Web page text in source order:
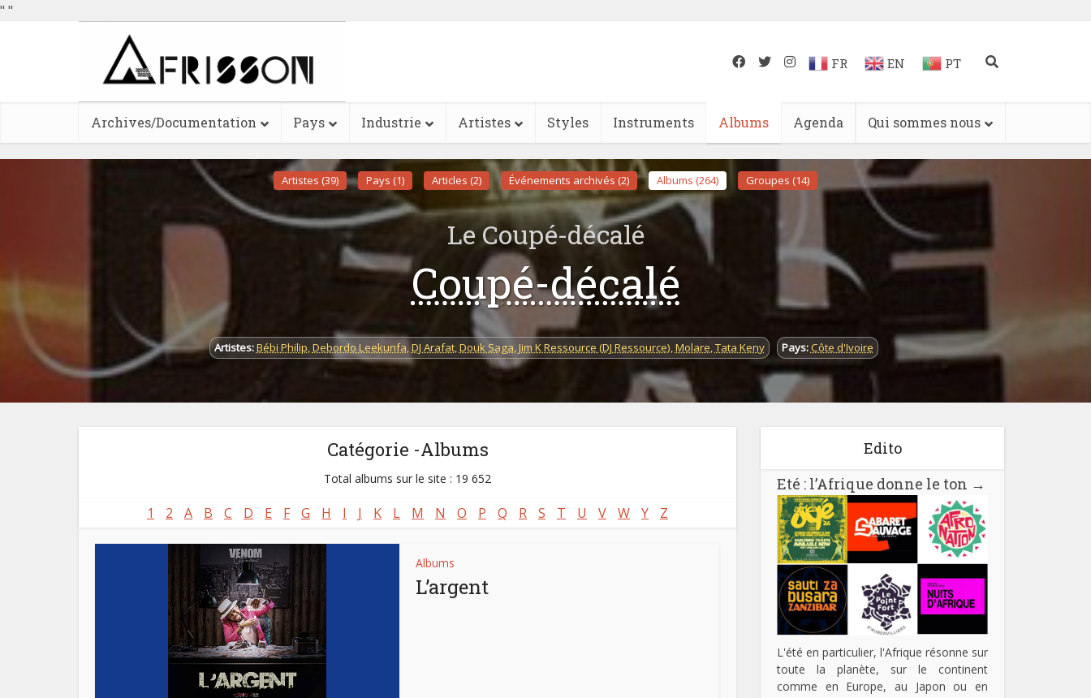
" "
FR EN PT
Archives/Documentation Pays Industrie Artistes Styles Instruments Albums Agenda Qui sommes nous
Artistes (39) Pays (1) Articles (2) Événements archivés (2) Albums (264) Groupes (14)
Le Coupé-décalé
Coupé-décalé
Artistes:Bébi Philip,Debordo Leekunfa,DJ Arafat,Douk Saga,Jim K Ressource (DJ Ressource),Molare,Tata Keny Pays:Côte d'Ivoire
Catégorie -Albums
Total albums sur le site : 19 652
1 2 A B C D E F G H I J K L M N O P Q R S T U V W Y Z
Albums
L’argent
Edito
Eté : l’Afrique donne le ton →
L'été en particulier, l'Afrique résonne sur
toute la planète, sur le continent
comme en Europe, au Japon ou en